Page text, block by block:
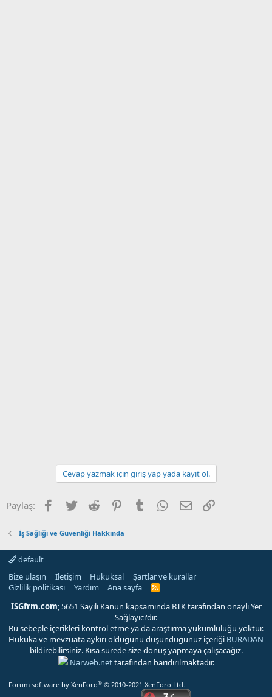
Cevap yazmak için giriş yap yada kayıt ol.
Paylaş: Facebook
Twitter Reddit PinterestTumblr WhatsApp
E-posta
İş Sağlığı ve Güvenliği Hakkında
default
Bize ulaşın
İletişim Hukuksal
Şartlar ve kurallar
Gizlilik politikası
Yardım Ana sayfa
R
S
ISGfrm.com; 5651 Sayılı Kanun kapsamında BTK tarafından onaylı Yer
Sağlayıcı'dır.
Bu sebeple içerikleri kontrol etme ya da araştırma yükümlülüğü yoktur.
Hukuka ve mevzuata aykırı olduğunu düşündüğünüz içeriği BURADAN
bildirebilirsiniz. Kısa sürede size dönüş yapmaya çalışacağız.
Narweb.nettarafından barıdırılmaktadır.
Forum software by XenForo® © 2010-2021 XenForo Ltd.